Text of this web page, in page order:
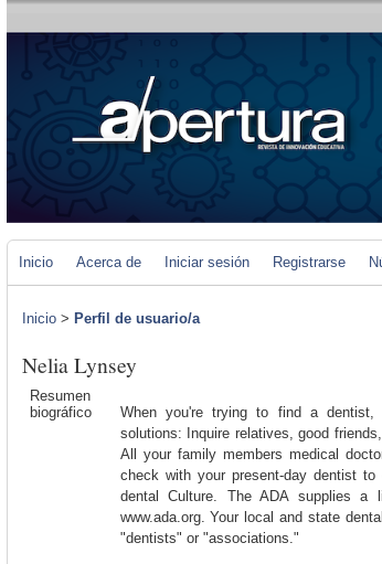
Inicio Acerca de Iniciar sesión Registrarse
Inicio > Perfil de usuario/a
Nelia Lynsey
Resumen
biográfico
When you're trying to find a dentist,
solutions: Inquire relatives, good
All your family members medical
check with your present-day dentist
dental Culture. The ADA supplies
www.ada.org. Your local and state
"dentists" or "associations."